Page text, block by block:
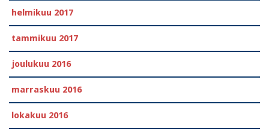
helmikuu 2017
tammikuu 2017
joulukuu 2016
marraskuu 2016
lokakuu 2016